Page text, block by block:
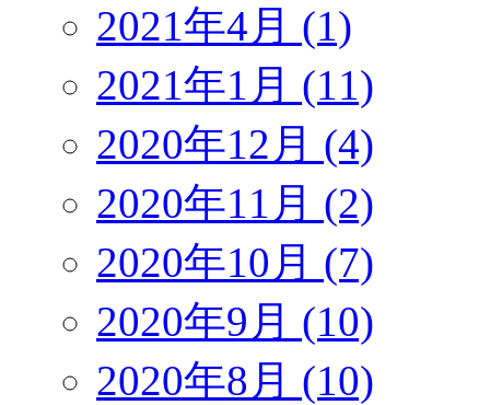
2021年4月 (1)
2021年1月 (11)
2020年12月 (4)
2020年11月 (2)
2020年10月 (7)
2020年9月 (10)
2020年8月 (10)